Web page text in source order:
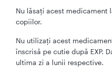
Nu lăsaţi acest medicament
copiilor.
Nu utilizaţi acest
înscrisă pe cutie după EXP.
ultima zi a lunii respective.